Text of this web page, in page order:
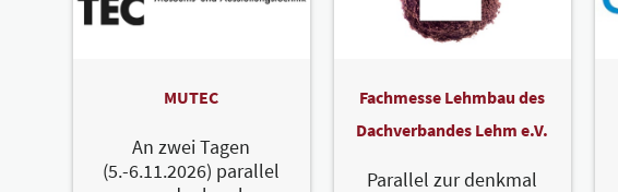
MUTEC
An zwei Tagen
(5.-6.11.2026) parallel
Fachmesse Lehmbau des
Dachverbandes Lehm e.V.
Parallel zur denkmal